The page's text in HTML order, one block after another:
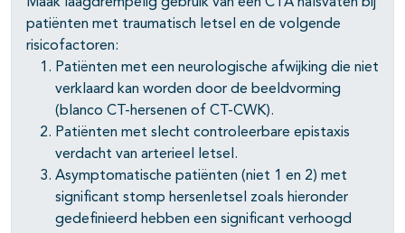
patiënten met traumatisch letsel en de volgende
risicofactoren:
Patiënten met een neurologische afwijking die niet
verklaard kan worden door de beeldvorming
(blanco CT-hersenen of CT-CWK).
Patiënten met slecht controleerbare epistaxis
verdacht van arterieel letsel.
Asymptomatische patiënten (niet 1 en 2) met
significant stomp hersenletsel zoals hieronder
gedefinieerd hebben een significant verhoogd